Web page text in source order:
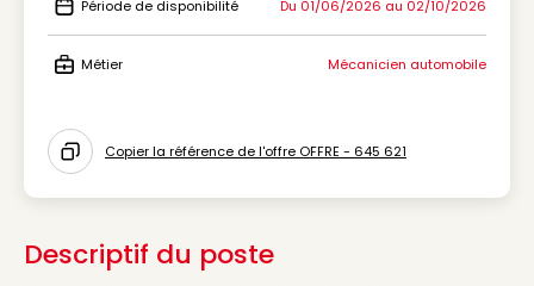
Icon Période de disponibilité
Période de disponibilité Du 01/06/2026 au 02/10/2026
Métier Mécanicien automobile
Icon copy to clipboard
Copier la référence de l'offre OFFRE - 645 621
Descriptif du poste